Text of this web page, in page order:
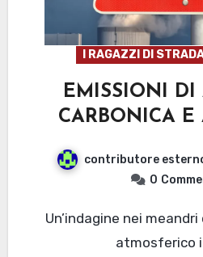
I RAGAZZI DI
EMISSIONI DI
CARBONICA E
contributore
0
Un’indagine nei meandri dell’inquinamento
atmosferico